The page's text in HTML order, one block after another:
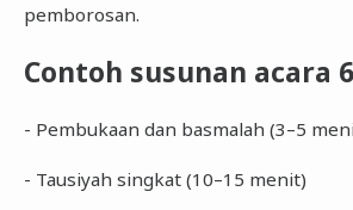
pemborosan.
Contoh susunan acara
- Pembukaan dan basmalah (3–5
- Tausiyah singkat (10–15 menit)